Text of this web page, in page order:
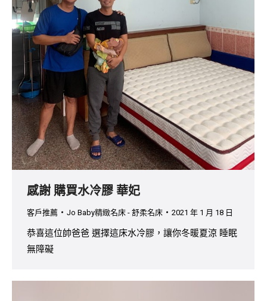
感謝 購買水冷膠 華妃
客戶推薦 Jo Baby精緻名床 - 舒柔名床 2021 年 1 月 18 日
恭喜這位帥爸爸 選擇這床水冷膠，讓你冬暖夏涼 睡眠
無障礙